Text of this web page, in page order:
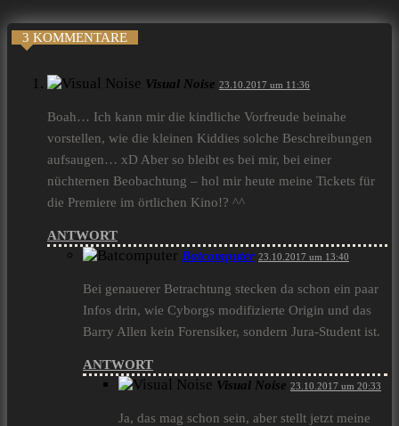
3 KOMMENTARE
Visual Noise 23.10.2017 um 11:36
Boah… Ich kann mir die kindliche Vorfreude beinahe
vorstellen, wie die kleinen Kiddies solche Beschreibungen
aufsaugen… xD Aber so bleibt es bei mir, bei einer
nüchternen Beobachtung – hol mir heute meine Tickets für
die Premiere im örtlichen Kino!? ^^
ANTWORT
Batcomputer 23.10.2017 um 13:40
Bei genauerer Betrachtung stecken da schon ein paar
Infos drin, wie Cyborgs modifizierte Origin und das
Barry Allen kein Forensiker, sondern Jura-Student ist.
ANTWORT
Visual Noise 23.10.2017 um 20:33
Ja, das mag schon sein, aber stellt jetzt meine